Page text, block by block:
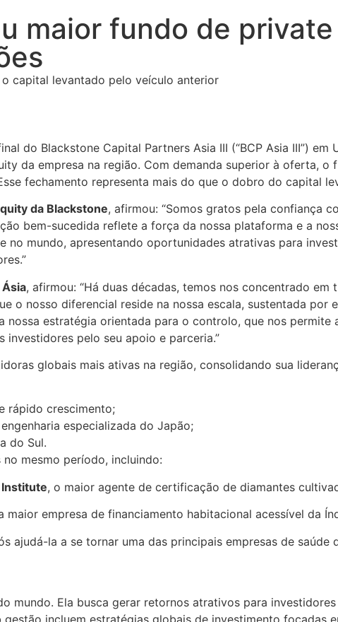
maior fundo de
capital levantado pelo veículo anterior
do Blackstone Capital Partners Asia III (“BCP Asia III”)
da empresa na região. Com demanda superior à oferta,
fechamento representa mais do que o dobro do capital
da Blackstone, afirmou: “Somos gratos pela confiança
bem-sucedida reflete a força da nossa plataforma e a
no mundo, apresentando oportunidades atrativas para
, afirmou: “Há duas décadas, temos nos concentrado
o nosso diferencial reside na nossa escala, sustentada
nossa estratégia orientada para o controlo, que nos
investidores pelo seu apoio e parceria.”
globais mais ativas na região, consolidando sua
rápido crescimento;
especializada do Japão;
do Sul.
mesmo período, incluindo:
, o maior agente de certificação de diamantes
maior empresa de financiamento habitacional acessível da
ajudá-la a se tornar uma das principais empresas de saúde
mundo. Ela busca gerar retornos atrativos para
incluem estratégias globais de investimento